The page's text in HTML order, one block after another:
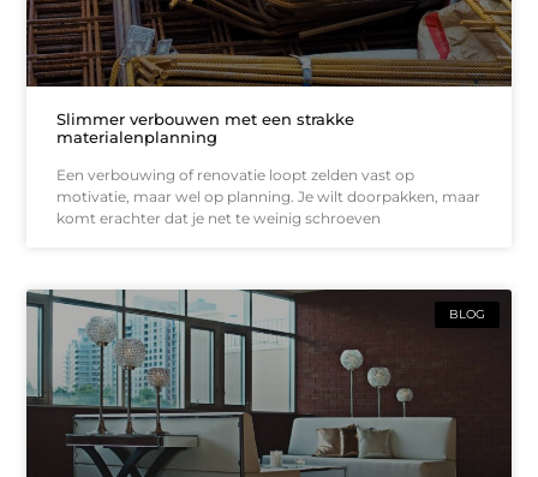
Slimmer verbouwen met een strakke
materialenplanning
Een verbouwing of renovatie loopt zelden vast op
motivatie, maar wel op planning. Je wilt doorpakken, maar
komt erachter dat je net te weinig schroeven
BLOG